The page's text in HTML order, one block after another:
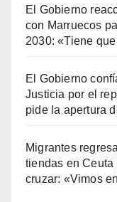
El Gobierno
con Marruecos
2030: «Tiene
El Gobierno
Justicia por el
pide la apertura
Migrantes
tiendas en
cruzar: «Vimos